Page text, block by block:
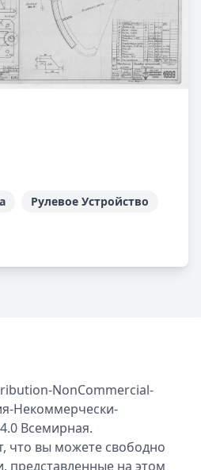
Рулевое Устройство
NonCommercial-
Некоммерчески-
Всемирная.
что вы можете свободно
представленные на этом